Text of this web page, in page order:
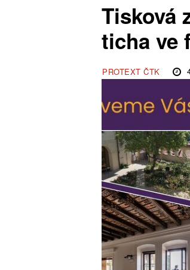
Tisková
ticha ve
PROTEXT ČTK